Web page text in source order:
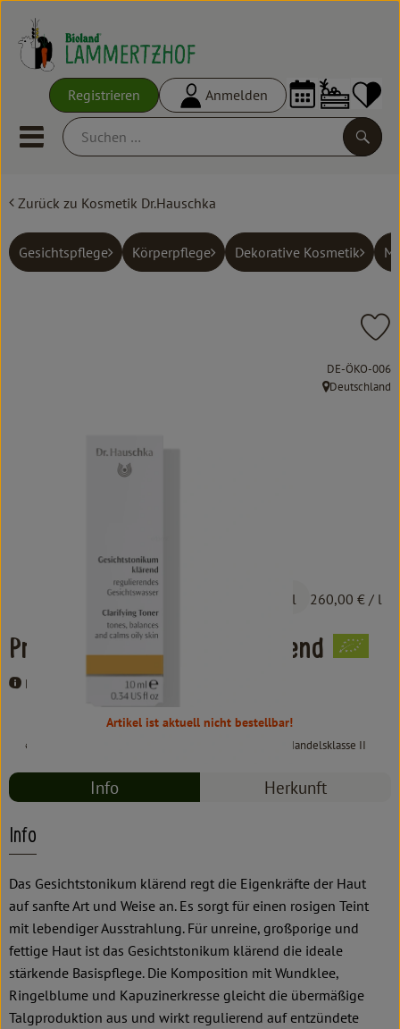
Registrieren Anmelden
Mobiles Menu öffnen oder
Ökokisten
Frisches
Süß & Pikant
Zurück zu Kosmetik Dr.Hauschka
Gesichtspflege Körperpflege Dekorative Kosmetik
Probe Gesichtstonikum klärend
Dr.Hauschka
/ 10 ml 260,00 € / l
, Kontrollstelle:
DE-ÖKO-006
, Herkunft:
Deutschland
Artikel ist aktuell nicht bestellbar!
#8526 Handelsklasse II
Info Herkunft
Info
Das Gesichtstonikum klärend regt die Eigenkräfte der Haut
auf sanfte Art und Weise an. Es sorgt für einen rosigen Teint
mit lebendiger Ausstrahlung. Für unreine, großporige und
fettige Haut ist das Gesichtstonikum klärend die ideale
stärkende Basispflege. Die Komposition mit Wundklee,
Ringelblume und Kapuzinerkresse gleicht die übermäßige
Talgproduktion aus und wirkt regulierend auf entzündete